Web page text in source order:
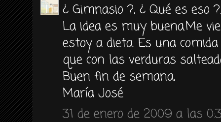
¿ Gimnasio ?, ¿ Qué es eso
La idea es muy buena.Me
estoy a dieta. Es una
que con las verduras
Buen fin de semana,
María José
31 de enero de 2009 a las